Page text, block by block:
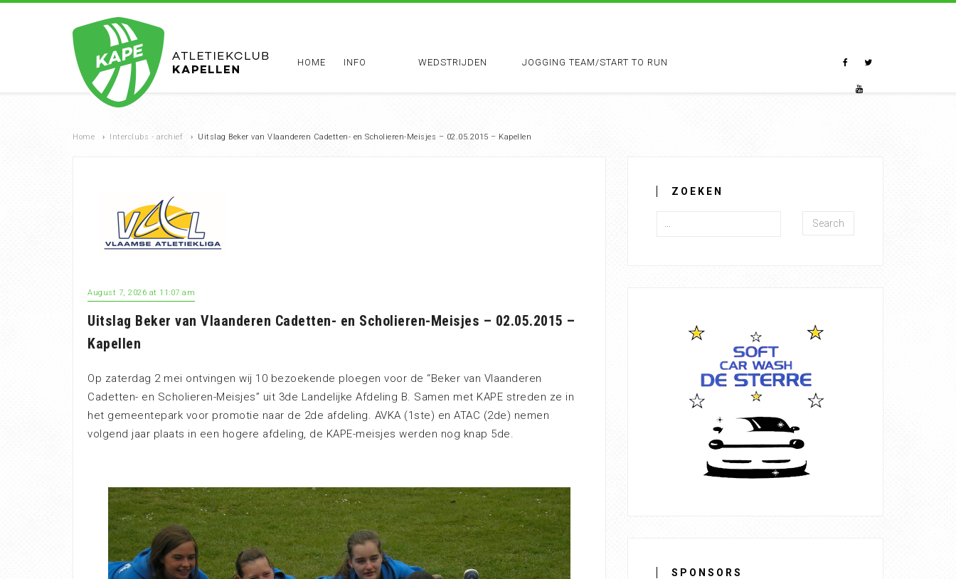
HOME INFO WEDSTRIJDEN JOGGING TEAM/START TO RUN
Home › Interclubs - archief › Uitslag Beker van Vlaanderen Cadetten- en Scholieren-Meisjes – 02.05.2015 – Kapellen
August 7, 2026 at 11:07 am
Uitslag Beker van Vlaanderen Cadetten- en Scholieren-Meisjes – 02.05.2015 –
Kapellen
Op zaterdag 2 mei ontvingen wij 10 bezoekende ploegen voor de “Beker van Vlaanderen
Cadetten- en Scholieren-Meisjes” uit 3de Landelijke Afdeling B. Samen met KAPE streden ze in
het gemeentepark voor promotie naar de 2de afdeling. AVKA (1ste) en ATAC (2de) nemen
volgend jaar plaats in een hogere afdeling, de KAPE-meisjes werden nog knap 5de.
ZOEKEN
Search
SPONSORS